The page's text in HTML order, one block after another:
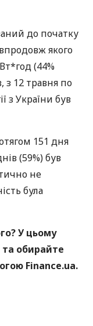
до початку
якого
(44%
з 12 травня по
з України був
151 дня
(59%) був
не
була
У цьому
обирайте
Finance.ua.